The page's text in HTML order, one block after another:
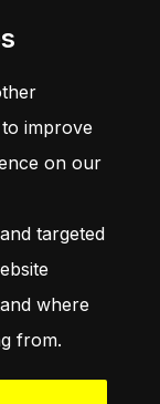
improve
on our
targeted
where
from.
mises à
inquiétez pas,
S'Abonner